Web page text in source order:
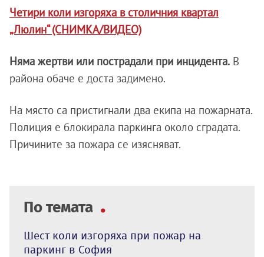
Четири коли изгоряха в столичния квартал
„Люлин“ (СНИМКА/ВИДЕО)
Няма жертви или пострадали при инцидента. В
района обаче е доста задимено.
На място са пристигнали два екипа на пожарната.
Полиция е блокирала паркинга около сградата.
Причините за пожара се изясняват.
По темата
Шест коли изгоряха при пожар на
паркинг в София